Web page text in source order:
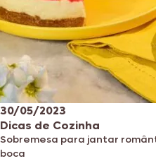
30/05/2023
Dicas de Cozinha
Sobremesa para jantar
boca